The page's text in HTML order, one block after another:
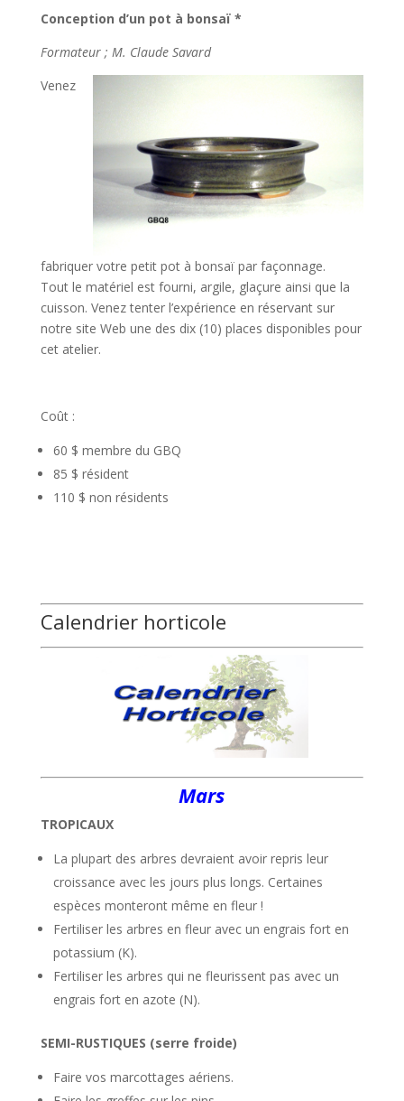
Conception d’un pot à bonsaï *
Formateur ; M. Claude Savard
Venez
fabriquer votre petit pot à bonsaï par façonnage.
Tout le matériel est fourni, argile, glaçure ainsi que la
cuisson. Venez tenter l’expérience en réservant sur
notre site Web une des dix (10) places disponibles pour
cet atelier.
Coût :
60 $ membre du GBQ
85 $ résident
110 $ non résidents
Calendrier horticole
Mars
TROPICAUX
La plupart des arbres devraient avoir repris leur
croissance avec les jours plus longs. Certaines
espèces monteront même en fleur !
Fertiliser les arbres en fleur avec un engrais fort en
potassium (K).
Fertiliser les arbres qui ne fleurissent pas avec un
engrais fort en azote (N).
SEMI-RUSTIQUES (serre froide)
Faire vos marcottages aériens.